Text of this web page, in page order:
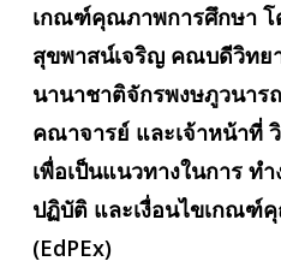
เกณฑ์คุณภาพการศึกษา
สุขพาสน์เจริญ คณบดีวิทย
นานาชาติจักรพงษภูวนาร
คณาจารย์ และเจ้าหน้าที่
เพื่อเป็นแนวทางในการ ทำ
ปฏิบัติ และเงื่อนไขเกณฑ์
(EdPEx)